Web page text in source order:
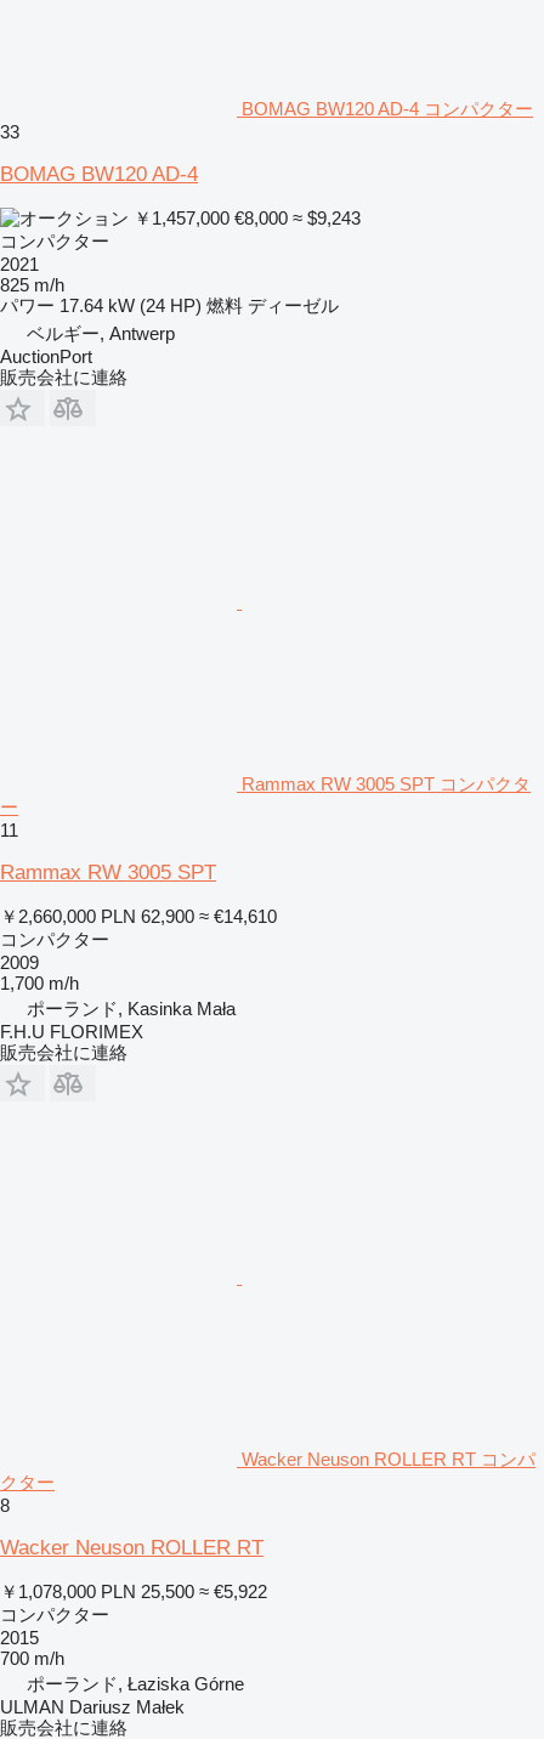
BOMAG BW120 AD-4 コンパクター
33
BOMAG BW120 AD-4
￥1,457,000 €8,000 ≈ $9,243
コンパクター
2021
825 m/h
パワー 17.64 kW (24 HP) 燃料 ディーゼル
ベルギー, Antwerp
AuctionPort
販売会社に連絡
Rammax RW 3005 SPT コンパクタ
ー
11
Rammax RW 3005 SPT
￥2,660,000 PLN 62,900 ≈ €14,610
コンパクター
2009
1,700 m/h
ポーランド, Kasinka Mała
F.H.U FLORIMEX
販売会社に連絡
Wacker Neuson ROLLER RT コンパ
クター
8
Wacker Neuson ROLLER RT
￥1,078,000 PLN 25,500 ≈ €5,922
コンパクター
2015
700 m/h
ポーランド, Łaziska Górne
ULMAN Dariusz Małek
販売会社に連絡